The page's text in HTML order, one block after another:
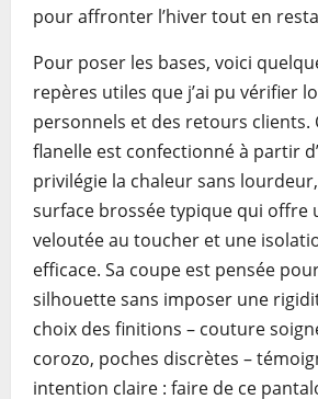
pour affronter l’hiver tout en
Pour poser les bases, voici
repères utiles que j’ai pu vérifier
personnels et des retours clients.
flanelle est confectionné à partir
privilégie la chaleur sans
surface brossée typique qui offre
veloutée au toucher et une
efficace. Sa coupe est pensée
silhouette sans imposer une
choix des finitions – couture
corozo, poches discrètes –
intention claire : faire de ce